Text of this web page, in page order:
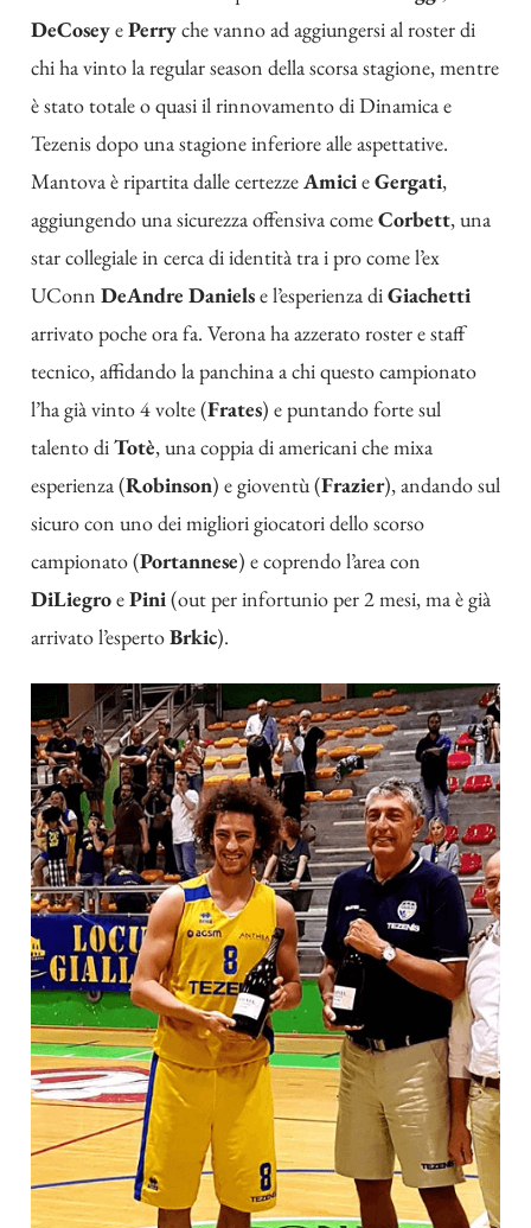
DeCoseyePerryche vanno ad aggiungersi al roster di
chi ha vinto la regular season della scorsa stagione, mentre
è stato totale o quasi il rinnovamento di Dinamica e
Tezenis dopo una stagione inferiore alle aspettative.
Mantova è ripartita dalle certezzeAmicieGergati,
aggiungendo una sicurezza offensiva comeCorbett, una
star collegiale in cerca di identità tra i pro come l’ex
UConn DeAndre Danielse l’esperienza diGiachetti
arrivato poche ora fa. Verona ha azzerato roster e staff
tecnico, affidando la panchina a chi questo campionato
l’ha già vinto 4 volte (Frates) e puntando forte sul
talento diTotè, una coppia di americani che mixa
esperienza (Robinson) e gioventù (Frazier), andando sul
sicuro con uno dei migliori giocatori dello scorso
campionato (Portannese) e coprendo l’area con
DiLiegroePini(out per infortunio per 2 mesi, ma è già
arrivato l’espertoBrkic).